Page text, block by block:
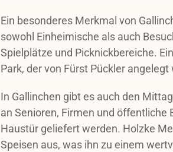
Ein besonderes Merkmal von
sowohl Einheimische als auch
Spielplätze und Picknickbereiche.
Park, der von Fürst Pückler
In Gallinchen gibt es auch den
an Senioren, Firmen und
Haustür geliefert werden. Holzke
Speisen aus, was ihn zu einem